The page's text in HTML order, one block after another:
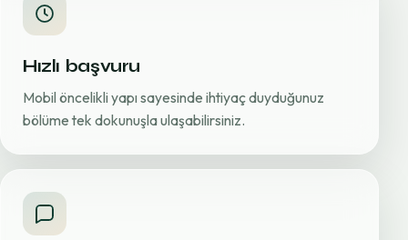
Hızlı başvuru
Mobil öncelikli yapı sayesinde ihtiyaç duyduğunuz
bölüme tek dokunuşla ulaşabilirsiniz.